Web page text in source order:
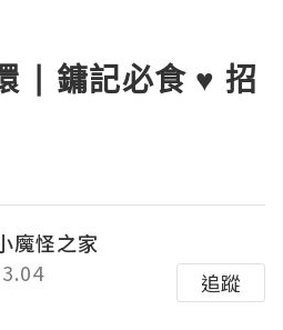
| 鏞記必食 ♥ 招
魔怪之家
追蹤